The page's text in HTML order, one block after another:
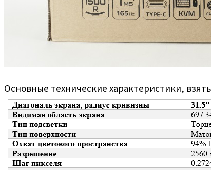
Основные технические характеристики,